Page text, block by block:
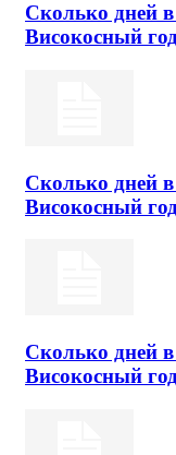
Сколько дней
Високосный
Сколько дней
Високосный
Сколько дней
Високосный